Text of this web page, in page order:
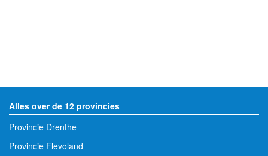
Alles over de 12 provincies
Provincie Drenthe
Provincie Flevoland